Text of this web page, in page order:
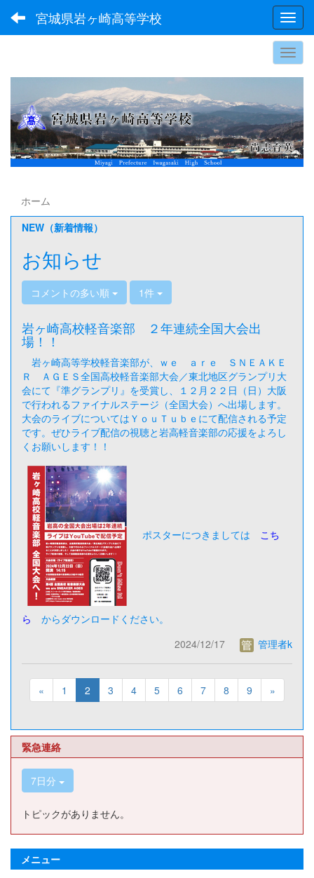
宮城県岩ヶ崎高等学校
ホーム
NEW（新着情報）
お知らせ
コメントの多い順 1件
岩ヶ崎高校軽音楽部 ２年連続全国大会出
場！！
岩ヶ崎高等学校軽音楽部が、ｗｅ ａｒｅ ＳＮＥＡＫＥ
Ｒ ＡＧＥＳ全国高校軽音楽部大会／東北地区グランプリ大
会にて『準グランプリ』を受賞し、１２月２２日（日）大阪
で行われるファイナルステージ（全国大会）へ出場します。
大会のライブについてはＹｏｕＴｕｂｅにて配信される予定
です。ぜひライブ配信の視聴と岩高軽音楽部の応援をよろし
くお願いします！！
ポスターにつきましては こち
ら からダウンロードください。
2024/12/17
管理者k
« 1 2 3 4 5 6 7 8 9 »
緊急連絡
7日分
トピックがありません。
メニュー